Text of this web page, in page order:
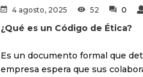
4 agosto, 2025 52 0
¿Qué es un Código de Ética?
Es un documento formal que
empresa espera que sus